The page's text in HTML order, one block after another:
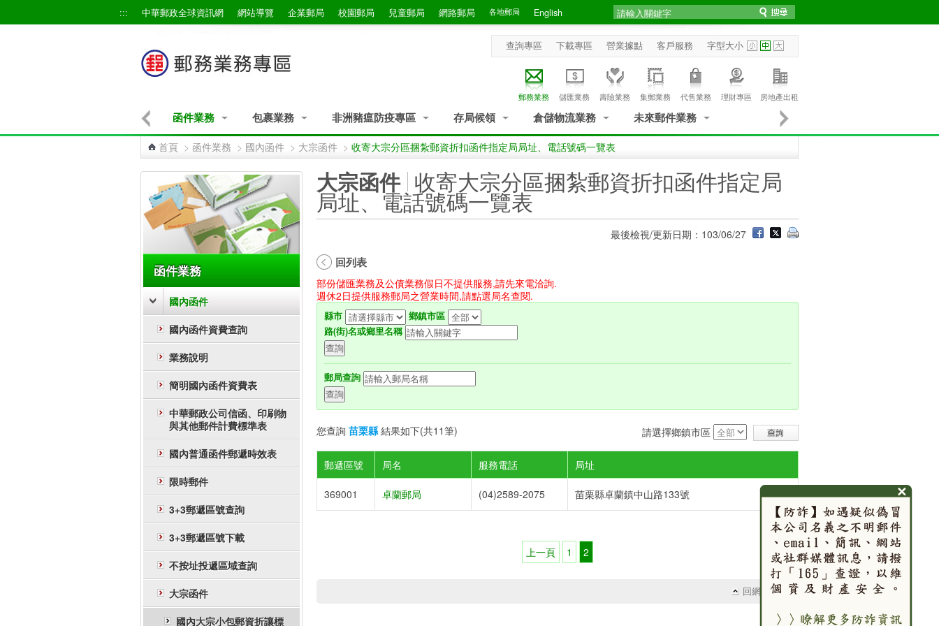
::: 中華郵政全球資訊網 網站導覽 企業郵局 校園郵局 兒童郵局 網路郵局 各地郵局 English
查詢專區 下載專區 營業據點 客戶服務 字型大小
郵務業務 儲匯業務 壽險業務 集郵業務 代售業務 理財專區 房地產出租
函件業務 包裹業務 非洲豬瘟防疫專區 存局候領 倉儲物流業務 未來郵件業務
首頁 > 函件業務 > 國內函件 > 大宗函件 > 收寄大宗分區捆紮郵資折扣函件指定局局址、電話號碼一覽表
函件業務
國內函件
國內函件資費查詢
業務說明
簡明國內函件資費表
中華郵政公司信函、印刷物
與其他郵件計費標準表
國內普通函件郵遞時效表
限時郵件
3+3郵遞區號查詢
3+3郵遞區號下載
不按址投遞區域查詢
大宗函件
國內大宗小包郵資折讓標
大宗函件 收寄大宗分區捆紮郵資折扣函件指定局
局址、電話號碼一覽表
最後檢視/更新日期：103/06/27
回列表
部份儲匯業務及公債業務假日不提供服務,請先來電洽詢.
週休2日提供服務郵局之營業時間,請點選局名查閱.
縣市
鄉鎮市區
路(街)名或鄉里名稱
郵局查詢
請選擇鄉鎮市區
您查詢 苗栗縣結果如下(共11筆)
郵遞區號 局名 服務電話 局址
369001 卓蘭郵局 (04)2589-2075 苗栗縣卓蘭鎮中山路133號‎
上一頁 1 2
回網頁頂端